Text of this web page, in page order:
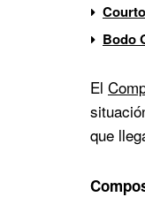
Bodo
El
que